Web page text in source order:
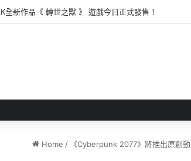
試玩版推出 以女子騎術學校作主題
Home / 《Cyberpunk 2077》將推出原創